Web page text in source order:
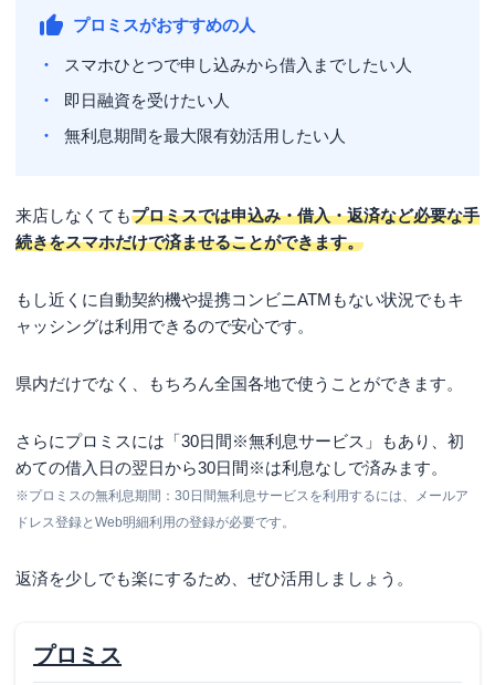
プロミスがおすすめの人
スマホひとつで申し込みから借入までしたい人
即日融資を受けたい人
無利息期間を最大限有効活用したい人
来店しなくてもプロミスでは申込み・借入・返済など必要な手
続きをスマホだけで済ませることができます。
もし近くに自動契約機や提携コンビニATMもない状況でもキ
ャッシングは利用できるので安心です。
県内だけでなく、もちろん全国各地で使うことができます。
さらにプロミスには「30日間※無利息サービス」もあり、初
めての借入日の翌日から30日間※は利息なしで済みます。
※プロミスの無利息期間：30日間無利息サービスを利用するには、メールア
ドレス登録とWeb明細利用の登録が必要です。
返済を少しでも楽にするため、ぜひ活用しましょう。
プロミス